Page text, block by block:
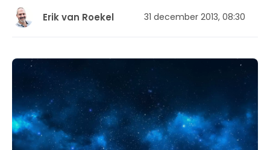
Erik van Roekel 31 december 2013, 08:30